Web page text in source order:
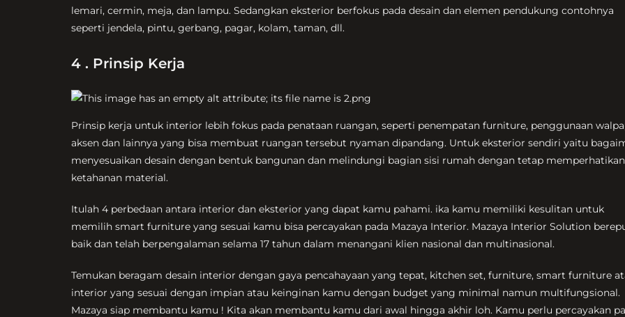
lemari, cermin, meja, dan lampu. Sedangkan eksterior berfokus pada desain dan elemen pendukung contohnya
seperti jendela, pintu, gerbang, pagar, kolam, taman, dll.
4 . Prinsip Kerja
Prinsip kerja untuk interior lebih fokus pada penataan ruangan, seperti penempatan furniture, penggunaan
aksen dan lainnya yang bisa membuat ruangan tersebut nyaman dipandang. Untuk eksterior sendiri yaitu
menyesuaikan desain dengan bentuk bangunan dan melindungi bagian sisi rumah dengan tetap memperhatikan
ketahanan material.
Itulah 4 perbedaan antara interior dan eksterior yang dapat kamu pahami. ika kamu memiliki kesulitan untuk
memilih smart furniture yang sesuai kamu bisa percayakan pada Mazaya Interior. Mazaya Interior Solution
baik dan telah berpengalaman selama 17 tahun dalam menangani klien nasional dan multinasional.
Temukan beragam desain interior dengan gaya pencahayaan yang tepat, kitchen set, furniture, smart furniture
interior yang sesuai dengan impian atau keinginan kamu dengan budget yang minimal namun multifungsional.
Mazaya siap membantu kamu ! Kita akan membantu kamu dari awal hingga akhir loh. Kamu perlu percayakan